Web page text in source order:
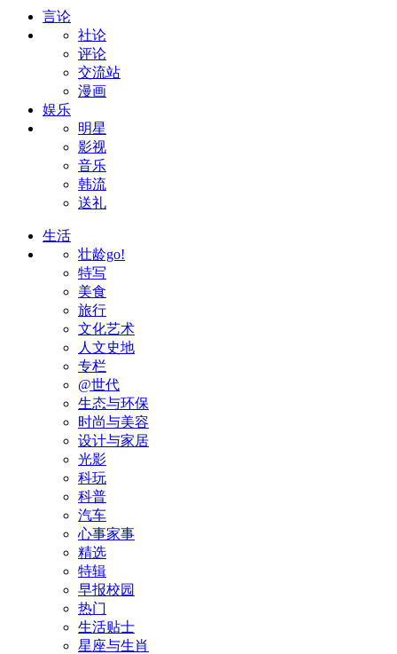
言论
社论
评论
交流站
漫画
娱乐
明星
影视
音乐
韩流
送礼
生活
壮龄go!
特写
美食
旅行
文化艺术
人文史地
专栏
@世代
生态与环保
时尚与美容
设计与家居
光影
科玩
科普
汽车
心事家事
精选
特辑
早报校园
热门
生活贴士
星座与生肖